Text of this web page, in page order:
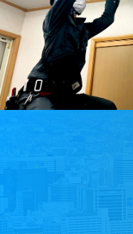
です。
2025年
2月14日
弊社はダイキン空
す。
第57回NIKOOフェ